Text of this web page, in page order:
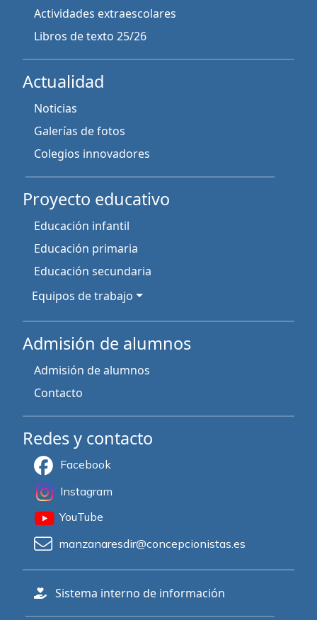
Actividades extraescolares
Libros de texto 25/26
Actualidad
Noticias
Galerías de fotos
Colegios innovadores
Proyecto educativo
Educación infantil
Educación primaria
Educación secundaria
Equipos de trabajo
Admisión de alumnos
Admisión de alumnos
Contacto
Redes y contacto
Facebook
Instagram
YouTube
manzanaresdir@concepcionistas.es
Sistema interno de información